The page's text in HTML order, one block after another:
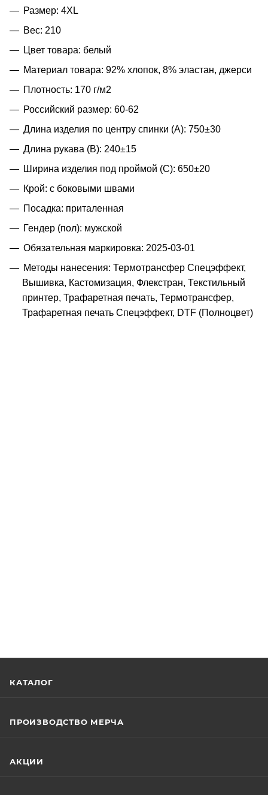
Размер: 4XL
Вес: 210
Цвет товара: белый
Материал товара: 92% хлопок, 8% эластан, джерси
Плотность: 170 г/м2
Российский размер: 60-62
Длина изделия по центру спинки (A): 750±30
Длина рукава (B): 240±15
Ширина изделия под проймой (С): 650±20
Крой: с боковыми швами
Посадка: приталенная
Гендер (пол): мужской
Обязательная маркировка: 2025-03-01
Методы нанесения: Термотрансфер Спецэффект,
Вышивка, Кастомизация, Флекстран, Текстильный
принтер, Трафаретная печать, Термотрансфер,
Трафаретная печать Спецэффект, DTF (Полноцвет)
КАТАЛОГ
ПРОИЗВОДСТВО МЕРЧА
АКЦИИ